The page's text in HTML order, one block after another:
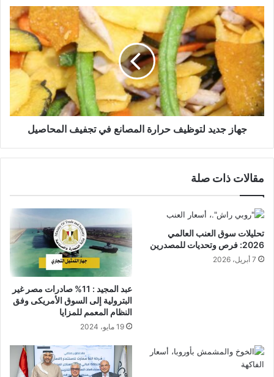
جهاز جديد لتوظيف حرارة المصانع في تجفيف المحاصيل
مقالات ذات صلة
تحليلات سوق العنب العالمي
2026: فرص وتحديات للمصدرين
7 أبريل، 2026
عبد المجيد : 11% صادرات مصر غير
البترولية إلى السوق الأمريكى وفق
النظام المعمم للمزايا
19 مايو، 2024